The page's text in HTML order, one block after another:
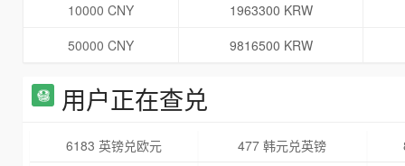
10000 CNY
1963300 KRW
50000 CNY
9816500 KRW
用户正在查兑
6183 英镑兑欧元 477 韩元兑英镑